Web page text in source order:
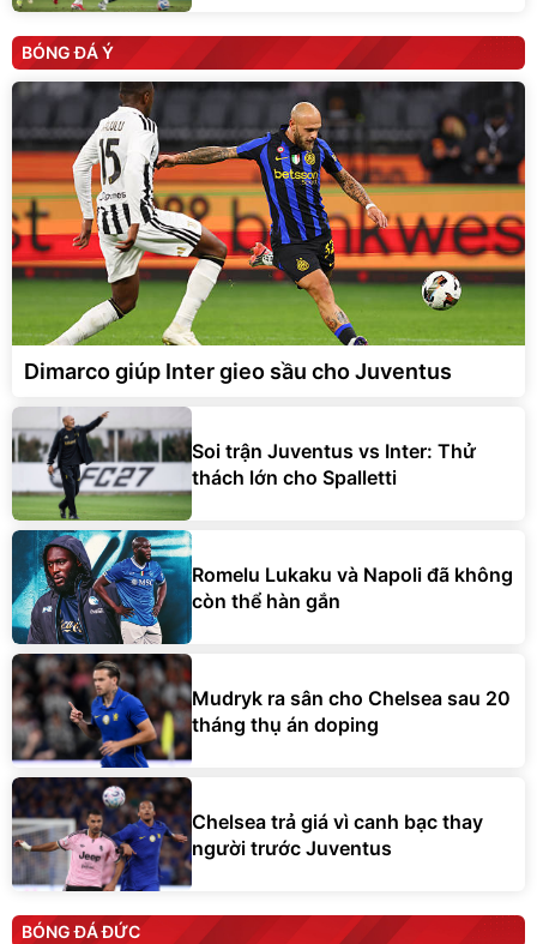
BÓNG ĐÁ Ý
Dimarco giúp Inter gieo sầu cho Juventus
Soi trận Juventus vs Inter: Thử
thách lớn cho Spalletti
Romelu Lukaku và Napoli đã không
còn thể hàn gắn
Mudryk ra sân cho Chelsea sau 20
tháng thụ án doping
Chelsea trả giá vì canh bạc thay
người trước Juventus
BÓNG ĐÁ ĐỨC